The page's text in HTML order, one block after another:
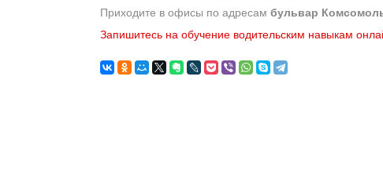
Приходите в офисы по адресам бульвар
Запишитесь на обучение водительским навыкам